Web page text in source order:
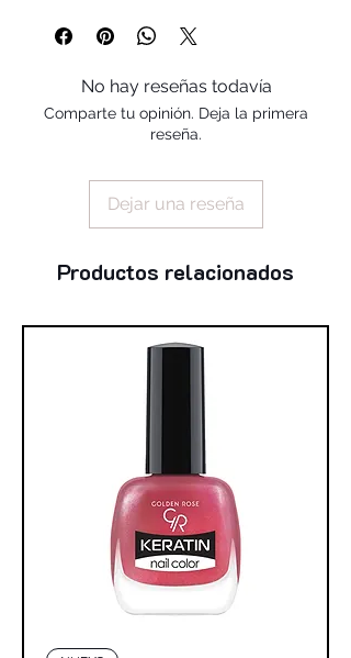
cetyl palmitate, hydrogenated castor
butyl stearate, tristearin, synthetic
wax, caprylic / capric triglyceride,
stearyl heptanoate, tocopherol, stearyl
propylparaben, bht, ascorbyl palmitate
No hay reseñas todavía
Comparte tu opinión. Deja la primera
reseña.
Dejar una reseña
Productos relacionados